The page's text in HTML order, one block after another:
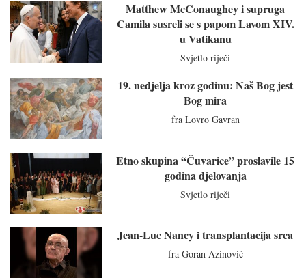
Matthew McConaughey i supruga
Camila susreli se s papom Lavom XIV.
u Vatikanu
Svjetlo riječi
19. nedjelja kroz godinu: Naš Bog jest
Bog mira
fra Lovro Gavran
Etno skupina “Čuvarice” proslavile 15
godina djelovanja
Svjetlo riječi
Jean-Luc Nancy i transplantacija srca
fra Goran Azinović